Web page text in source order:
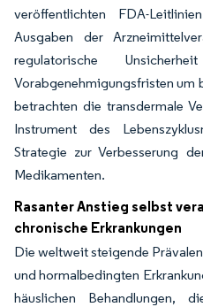
veröffentlichten FDA-
Ausgaben der
regulatorische
Vorabgenehmigungsfristen um
betrachten die transdermale
Instrument des
Strategie zur Verbesserung
Medikamenten.
Rasanter Anstieg selbst
chronische Erkrankungen
Die weltweit steigende
und hormalbedingten
häuslichen Behandlungen,